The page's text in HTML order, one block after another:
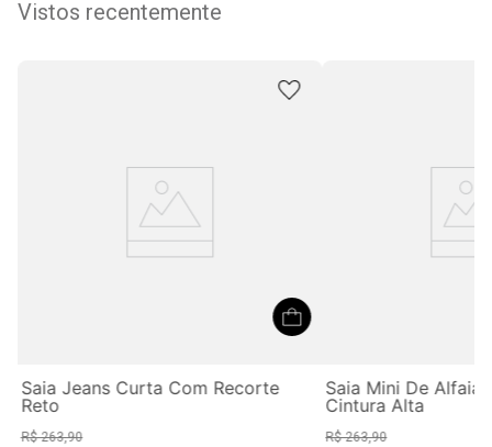
Vistos recentemente
Saia Jeans Curta Com Recorte
Reto
R$ 263,90
Saia Mini De
Cintura Alta
R$ 263,90